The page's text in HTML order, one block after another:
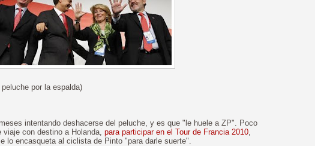
por la espalda)
intentando deshacerse del peluche, y es que "le huele a ZP". Poco
viaje con destino a Holanda, para participar en el Tour de Francia 2010,
lo encasqueta al ciclista de Pinto "para darle suerte".